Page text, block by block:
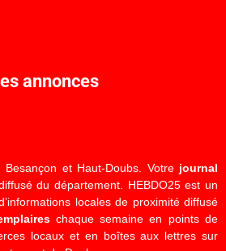
annonces
Besançon et Haut-Doubs. Votre journal
du département. HEBDO25 est un
locales de proximité diffusé
chaque semaine en points de
locaux et en boîtes aux lettres sur